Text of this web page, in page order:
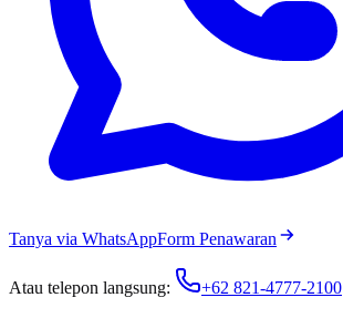
Tanya via WhatsAppForm Penawaran
Atau telepon langsung: +62 821-4777-2100